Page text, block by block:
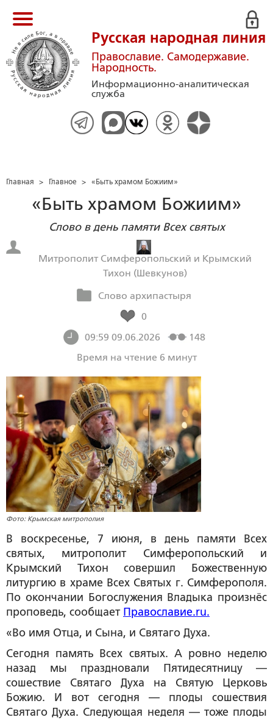
Русская народная линия
Православие. Самодержавие.
Народность.
Информационно-аналитическая
служба
Главная > Главное > «Быть храмом Божиим»
«Быть храмом Божиим»
Слово в день памяти Всех святых
Митрополит Симферопольский и Крымский
Тихон (Шевкунов)
Слово архипастыря
0
09:59 09.06.2026
148
Время на чтение 6 минут
Фото: Крымская митрополия
В воскресенье, 7 июня, в день памяти Всех
святых, митрополит Симферопольский и
Крымский Тихон совершил Божественную
литургию в храме Всех Святых г. Симферополя.
По окончании Богослужения Владыка произнёс
проповедь, сообщает Православие.ru.
«Во имя Отца, и Сына, и Святаго Духа.
Сегодня память Всех святых. А ровно неделю
назад мы праздновали Пятидесятницу —
сошествие Святаго Духа на Святую Церковь
Божию. И вот сегодня — плоды сошествия
Святаго Духа. Следующая неделя — тоже плоды